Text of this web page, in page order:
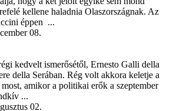
kellene haladnia Olaszországnak. Az
éppen ...
08.
kedvelt ismerősétől, Ernesto Galli della
della Serában. Rég volt akkora keletje a
amikor a politikai erők a szeptember
...
02.